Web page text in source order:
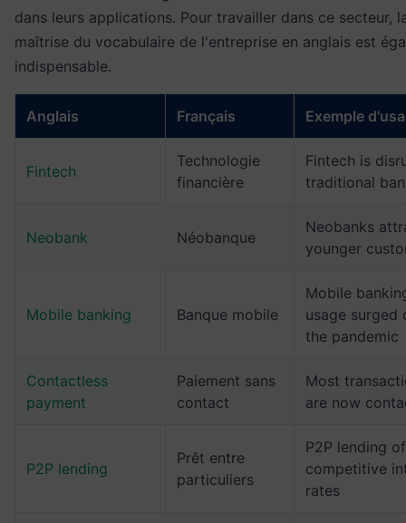
dans leurs applications. Pour travailler dans ce secteur,
maîtrise du vocabulaire de l'entreprise en anglais est
indispensable.
Anglais Français Exemple
Fintech
Technologie
financière
Fintech is
traditional
Neobank Néobanque
Neobanks
younger
Mobile banking Banque mobile
Mobile
usage surged
the pandemic
Contactless
payment
Paiement sans
contact
Most
are now
P2P lending
Prêt entre
particuliers
P2P lending
competitive
rates